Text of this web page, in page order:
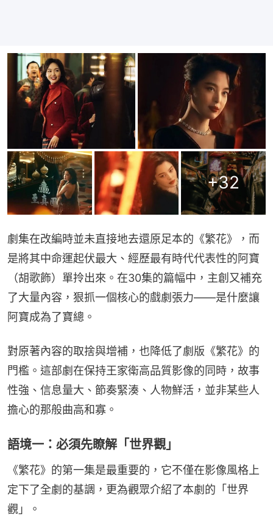
+32
劇集在改編時並未直接地去還原足本的《繁花》，而
是將其中命運起伏最大、經歷最有時代代表性的阿寶
（胡歌飾）單拎出來。在30集的篇幅中，主創又補充
了大量內容，狠抓一個核心的戲劇張力——是什麼讓
阿寶成為了寶總。
對原著內容的取捨與增補，也降低了劇版《繁花》的
門檻。這部劇在保持王家衛高品質影像的同時，故事
性強、信息量大、節奏緊湊、人物鮮活，並非某些人
擔心的那般曲高和寡。
語境一：必須先瞭解「世界觀」
《繁花》的第一集是最重要的，它不僅在影像風格上
定下了全劇的基調，更為觀眾介紹了本劇的「世界
觀」。